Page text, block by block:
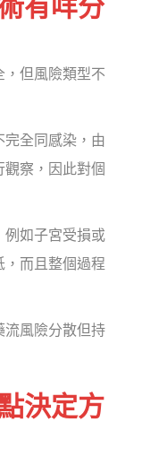
有咩分
，但風險類型不
完全同感染，由
察，因此對個
例如子宮受損或
，而且整個過程
流風險分散但持
決定方